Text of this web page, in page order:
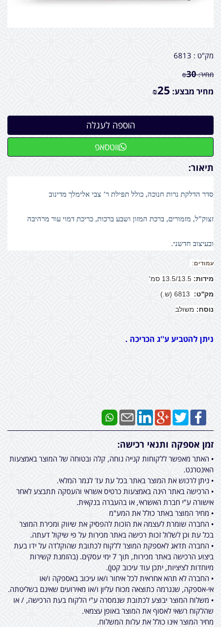
מק"ט : 6813
מחיר: ₪30
מחיר מבצע: ₪25
ווטסאפ
תיאור:
סדר הדלקת נרות חנוכה, כולל תפילת ר’ צבי אלימלך מדינוב
זצוק”ל, מזמורים, ברכת המזון ושבע ברכות, כריכת דמוי עור מרהיבה
ובעיצוב חדשני.
עמודים:
מידות:
מק''ט:
6813 (ש.)
נוסח: משולב
ניתן להטביע ע''ג הכריכה .
זמן אספקה ותנאי רכישה:
• האתר מאפשר ללקוחות קנייה נוחה, קלה ובטוחה של המוצר באמצעות
האינטרנט.
• ניתן לרכוש את המוצר באתר בכל עת עד לגמר המלאי.
• הרכישה באתר הינה באמצעות כרטיס אשראי והעסקה תתבצע לאחר
אישורה ע"י חברת האשראי, או בהעברה בנקאית.
• מחיר המוצר באתר כולל את המע"מ
• החברה שומרת לעצמה את הזכות להפסיק את שיווק ומכירת המוצר
בכל עת וכן לשלול זכות רכישה באתר מכירות על פי שיקול דעתה.
• החברה תדאג לאספקת המוצר ללקוח לכתובת שהוקלדה על ידו בעת
ביצוע הרכישה באתר מכירות, תוך 7 ימי עסקים. (בהזמנת קשירות
מיוחדות לציציות, יתכן עוד עיכוב קטן).
• החברה לא תהא אחראית לכל איחור ו/או עיכוב באספקה ו/או
אי-אספקה, שנגרמה כתוצאה מכוח עליון ו/או מאירועים שאינם בשליטתה.
• משלוח המוצר יבוצע לכתובת שנמסרה ע"י הלקוח בעת הרכישה, / או
שהלקוח רשאי לאסוף את המוצר באופן עצמאי.
מחיר המוצר אינו כולל את עלות המשלוח.